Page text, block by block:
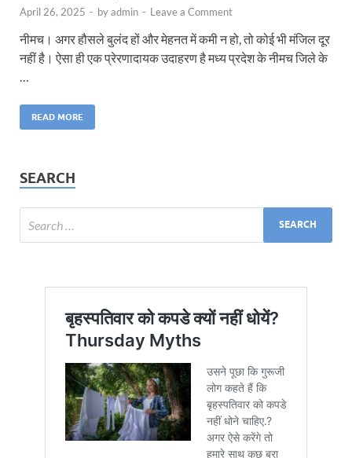
April 26, 2025 - byadmin - Leave a Comment
नीमच। अगर हौसले बुलंद हों और मेहनत में कमी न हो, तो कोई भी मंजिल दूर
नहीं है। ऐसा ही एक प्रेरणादायक उदाहरण है मध्य प्रदेश के नीमच जिले के
…
READ MORE
SEARCH